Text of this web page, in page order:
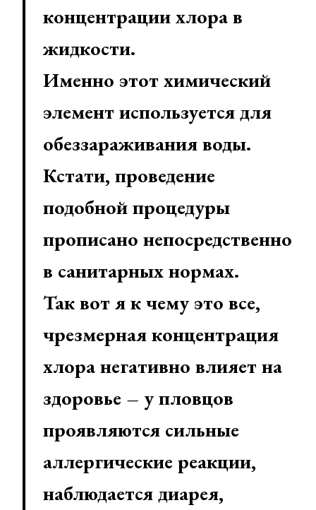
концентрации хлора в
жидкости.
Именно этот химический
элемент используется для
обеззараживания воды.
Кстати, проведение
подобной процедуры
прописано непосредственно
в санитарных нормах.
Так вот я к чему это все,
чрезмерная концентрация
хлора негативно влияет на
здоровье – у пловцов
проявляются сильные
аллергические реакции,
наблюдается диарея,